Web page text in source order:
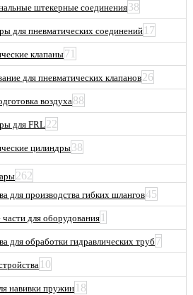
штекерные соединения38
для пневматических соединений17
клапаны71
для пневматических клапанов26
воздуха88
для FRL22
цилиндры38
262
для производства гибких шлангов45
для оборудования 1
для обработки гидравлических труб 7
10
навивки пружин18